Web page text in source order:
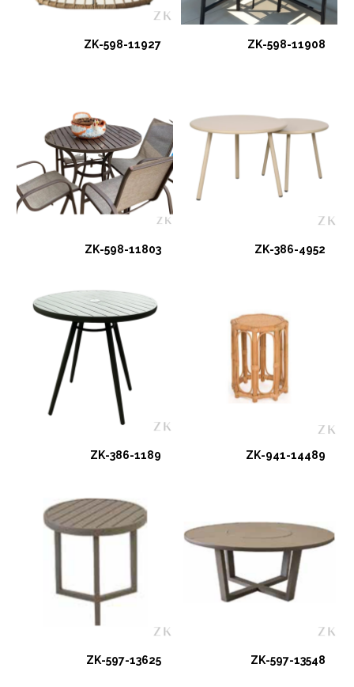
ZK-598-11927 ZK-598-11908
ZK-598-11803 ZK-386-4952
ZK-386-1189 ZK-941-14489
ZK-597-13625 ZK-597-13548